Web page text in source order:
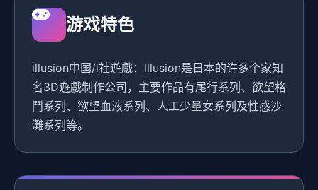
游戏特色
illusion中国/i社遊戲：Illusion是日本的许多个家知
名3D遊戲制作公司，主要作品有尾行系列、欲望格
鬥系列、欲望血液系列、人工少量女系列及性感沙
灘系列等。